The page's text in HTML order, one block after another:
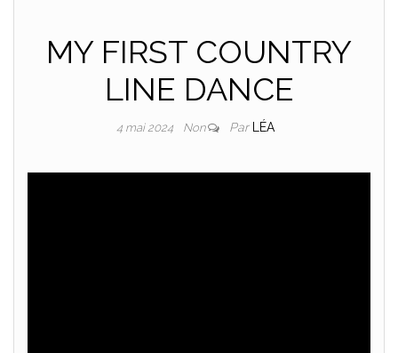
DANCE
MY FIRST COUNTRY
LINE DANCE
4 mai 2024 Non Par LÉA